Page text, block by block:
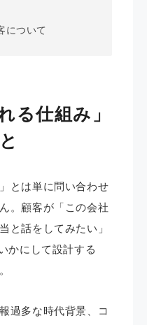
について
る仕組み」
とは単に問い合わせ
。顧客が「この会社
と話をしてみたい」
かにして設計する
過多な時代背景、コ